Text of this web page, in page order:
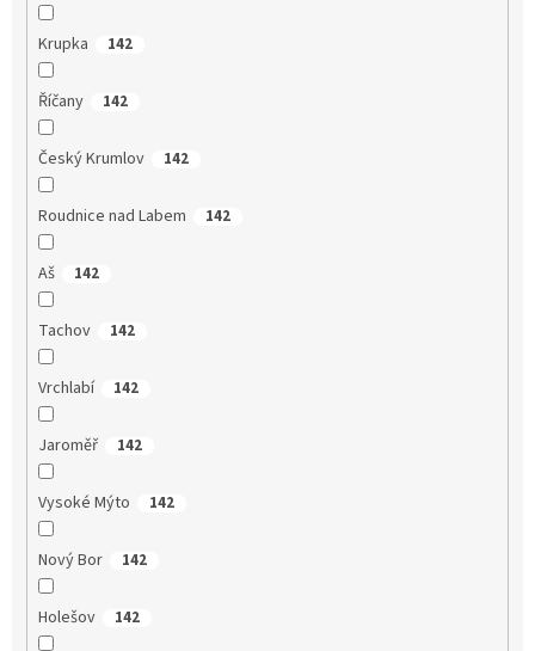
Krupka 142
Říčany 142
Český Krumlov 142
Roudnice nad Labem 142
Aš 142
Tachov 142
Vrchlabí 142
Jaroměř 142
Vysoké Mýto 142
Nový Bor 142
Holešov 142